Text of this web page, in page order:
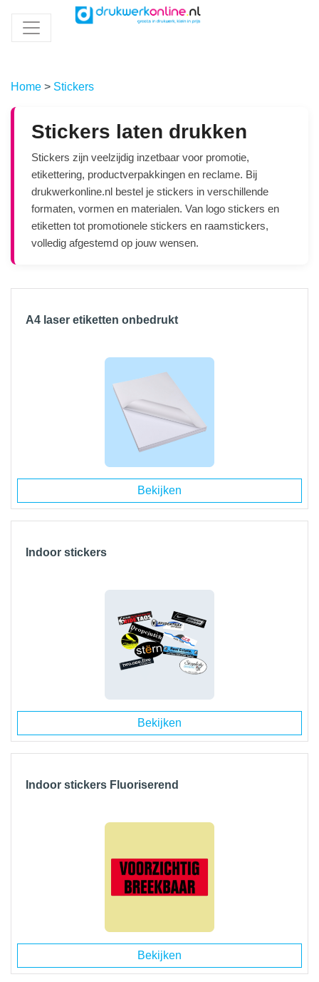
Home > Stickers
Stickers laten drukken
Stickers zijn veelzijdig inzetbaar voor promotie,
etikettering, productverpakkingen en reclame. Bij
drukwerkonline.nl bestel je stickers in verschillende
formaten, vormen en materialen. Van logo stickers en
etiketten tot promotionele stickers en raamstickers,
volledig afgestemd op jouw wensen.
A4 laser etiketten onbedrukt
Bekijken
Indoor stickers
Bekijken
Indoor stickers Fluoriserend
Bekijken